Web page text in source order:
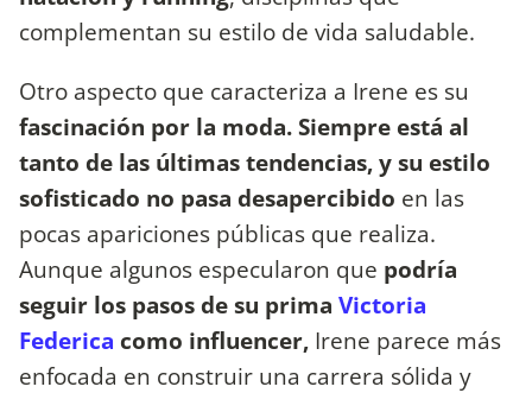
complementan su estilo de vida saludable.
Otro aspecto que caracteriza a Irene es su
fascinación por la moda. Siempre está al
tanto de las últimas tendencias, y su estilo
sofisticado no pasa desapercibido en las
pocas apariciones públicas que realiza.
Aunque algunos especularon que podría
seguir los pasos de su prima Victoria
Federica como influencer, Irene parece más
enfocada en construir una carrera sólida y